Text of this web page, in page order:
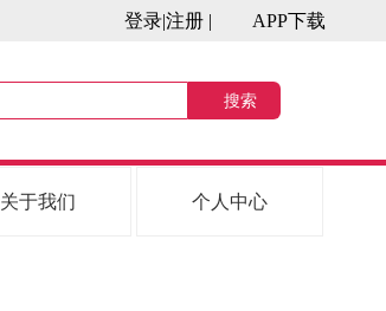
登录|注册 | APP下载
搜索
关于我们 个人中心